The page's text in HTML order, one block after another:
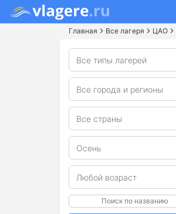
Главная Все лагеря ЦАО
Поиск по названию